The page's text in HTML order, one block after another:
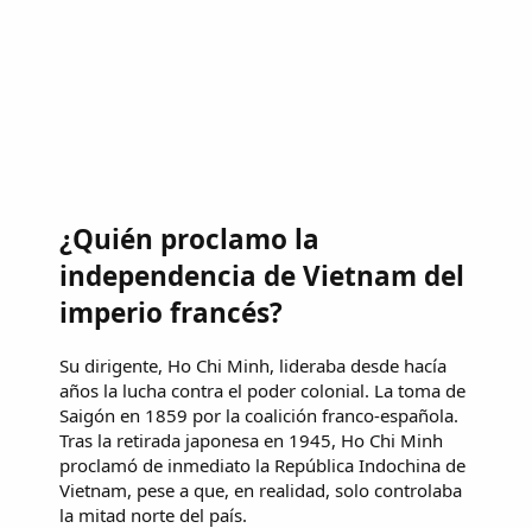
¿Quién proclamo la
independencia de Vietnam del
imperio francés?
Su dirigente, Ho Chi Minh, lideraba desde hacía
años la lucha contra el poder colonial. La toma de
Saigón en 1859 por la coalición franco-española.
Tras la retirada japonesa en 1945, Ho Chi Minh
proclamó de inmediato la República Indochina de
Vietnam, pese a que, en realidad, solo controlaba
la mitad norte del país.